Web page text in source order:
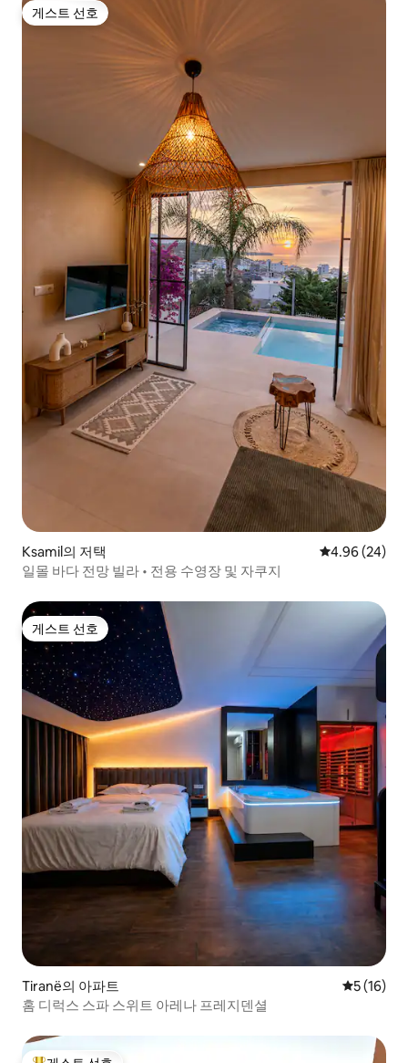
게스트 선호
게스트 선호
Ksamil의 저택 평점 4.96점(5
4.96 (24)
일몰 바다 전망 빌라 • 전용 수영장 및 자쿠지
게스트 선호
게스트 선호
Tiranë의 아파트 평점 5점
5 (16)
홈 디럭스 스파 스위트 아레나 프레지덴셜